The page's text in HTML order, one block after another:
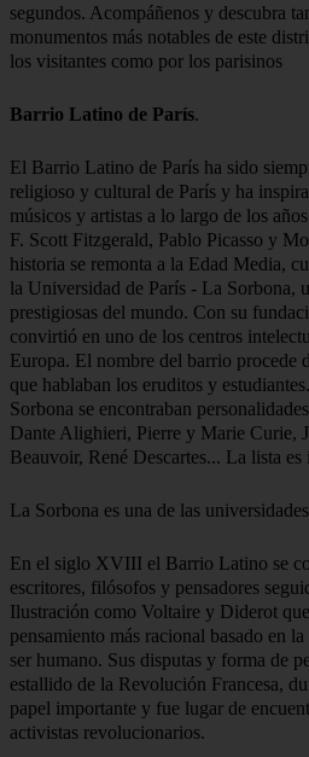
segundos. Acompáñenos y descubra
monumentos más notables de este
los visitantes como por los parisinos
Barrio Latino de París
El Barrio Latino de París ha sido
religioso y cultural de París y ha
músicos y artistas a lo largo de los
F. Scott Fitzgerald, Pablo Picasso y
historia se remonta a la Edad Media,
la Universidad de París - La Sorbona,
prestigiosas del mundo. Con su
convirtió en uno de los centros
Europa. El nombre del barrio procede
que hablaban los eruditos y
Sorbona se encontraban
Dante Alighieri, Pierre y Marie Curie,
Beauvoir, René Descartes... La lista es
En el siglo XVIII el Barrio Latino se
escritores, filósofos y pensadores
Ilustración como Voltaire y Diderot
pensamiento más racional basado en
ser humano. Sus disputas y forma de
estallido de la Revolución Francesa,
papel importante y fue lugar de
activistas revolucionarios.